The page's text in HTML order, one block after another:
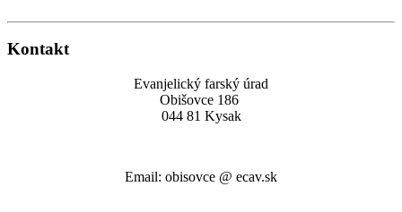
Kontakt
Evanjelický farský úrad
Obišovce 186
044 81 Kysak
Email: obisovce @ ecav.sk